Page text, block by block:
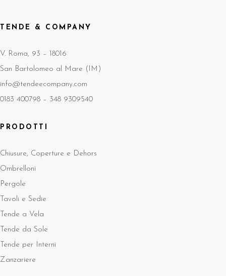
TENDE & COMPANY
V. Roma, 93 – 18016
San Bartolomeo al Mare (IM)
info@tendeecompany.com
0183 400798 – 348 9309540
PRODOTTI
Chiusure, Coperture e Dehors
Ombrelloni
Pergole
Tavoli e Sedie
Tende a Vela
Tende da Sole
Tende per Interni
Zanzariere